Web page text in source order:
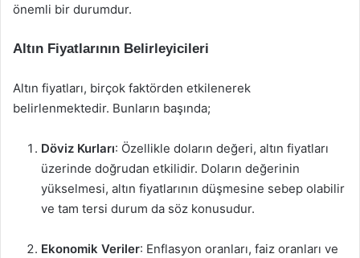
önemli bir durumdur.
Altın Fiyatlarının Belirleyicileri
Altın fiyatları, birçok faktörden etkilenerek
belirlenmektedir. Bunların başında;
Döviz Kurları: Özellikle doların değeri, altın fiyatları
üzerinde doğrudan etkilidir. Doların değerinin
yükselmesi, altın fiyatlarının düşmesine sebep olabilir
ve tam tersi durum da söz konusudur.
Ekonomik Veriler: Enflasyon oranları, faiz oranları ve